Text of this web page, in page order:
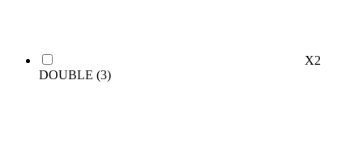
X2
DOUBLE (3)